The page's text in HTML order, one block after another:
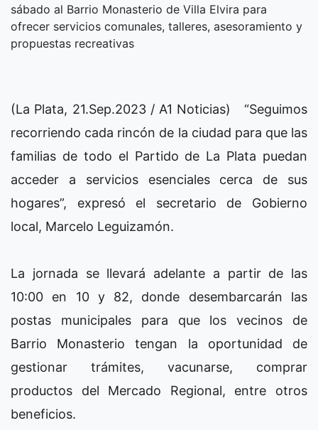
sábado al Barrio Monasterio de Villa Elvira para
ofrecer servicios comunales, talleres, asesoramiento y
propuestas recreativas
(La Plata, 21.Sep.2023 / A1 Noticias) “Seguimos
recorriendo cada rincón de la ciudad para que las
familias de todo el Partido de La Plata puedan
acceder a servicios esenciales cerca de sus
hogares”, expresó el secretario de Gobierno
local, Marcelo Leguizamón.
La jornada se llevará adelante a partir de las
10:00 en 10 y 82, donde desembarcarán las
postas municipales para que los vecinos de
Barrio Monasterio tengan la oportunidad de
gestionar trámites, vacunarse, comprar
productos del Mercado Regional, entre otros
beneficios.